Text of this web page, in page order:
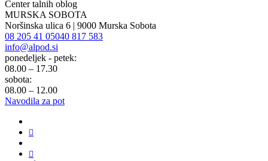
Center talnih oblog
MURSKA SOBOTA
Noršinska ulica 6 | 9000 Murska Sobota
08 205 41 05040 817 583
info@alpod.si
ponedeljek - petek:
08.00 – 17.30
sobota:
08.00 – 12.00
Navodila za pot